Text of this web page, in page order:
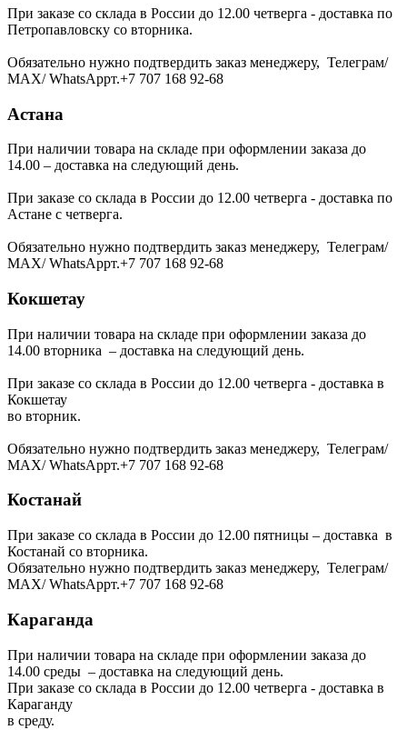
При заказе со склада в России до 12.00 четверга - доставка по
Петропавловску со вторника.
Обязательно нужно подтвердить заказ менеджеру, Телеграм/
МАХ/ WhatsAppт.+7 707 168 92-68
Астана
При наличии товара на складе при оформлении заказа до
14.00 – доставка на следующий день.
При заказе со склада в России до 12.00 четверга - доставка по
Астане с четверга.
Обязательно нужно подтвердить заказ менеджеру, Телеграм/
МАХ/ WhatsAppт.+7 707 168 92-68
Кокшетау
При наличии товара на складе при оформлении заказа до
14.00 вторника – доставка на следующий день.
При заказе со склада в России до 12.00 четверга - доставка в
Кокшетау
во вторник.
Обязательно нужно подтвердить заказ менеджеру, Телеграм/
МАХ/ WhatsAppт.+7 707 168 92-68
Костанай
При заказе со склада в России до 12.00 пятницы – доставка в
Костанай со вторника.
Обязательно нужно подтвердить заказ менеджеру, Телеграм/
МАХ/ WhatsAppт.+7 707 168 92-68
Караганда
При наличии товара на складе при оформлении заказа до
14.00 среды – доставка на следующий день.
При заказе со склада в России до 12.00 четверга - доставка в
Караганду
в среду.